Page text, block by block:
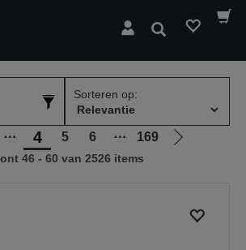
Zoeken
Sorteren op:
⋯ 4 5 6 ⋯ 169
Ga
pagina
46 - 60 van 2526 items